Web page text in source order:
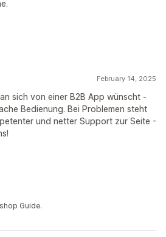
February 14, 2025
sich von einer B2B App wünscht -
Bedienung. Bei Problemen steht
und netter Support zur Seite -
Guide.